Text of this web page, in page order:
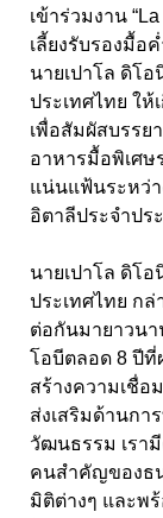
เข้าร่วมงาน
เลี้ยงรับรองมื้อ
นายเปาโล ดิโ
ประเทศไทย ให้
เพื่อสัมผัสบรร
อาหารมื้อพิเศ
แน่นแฟ้นระหว่
อิตาลีประจำปร
นายเปาโล ดิโ
ประเทศไทย ก
ต่อกันมายาวน
โอบีตลอด 8 ปี
สร้างความเชื่อ
ส่งเสริมด้านกา
วัฒนธรรม เรา
คนสำคัญของธ
มิติต่างๆ และพ